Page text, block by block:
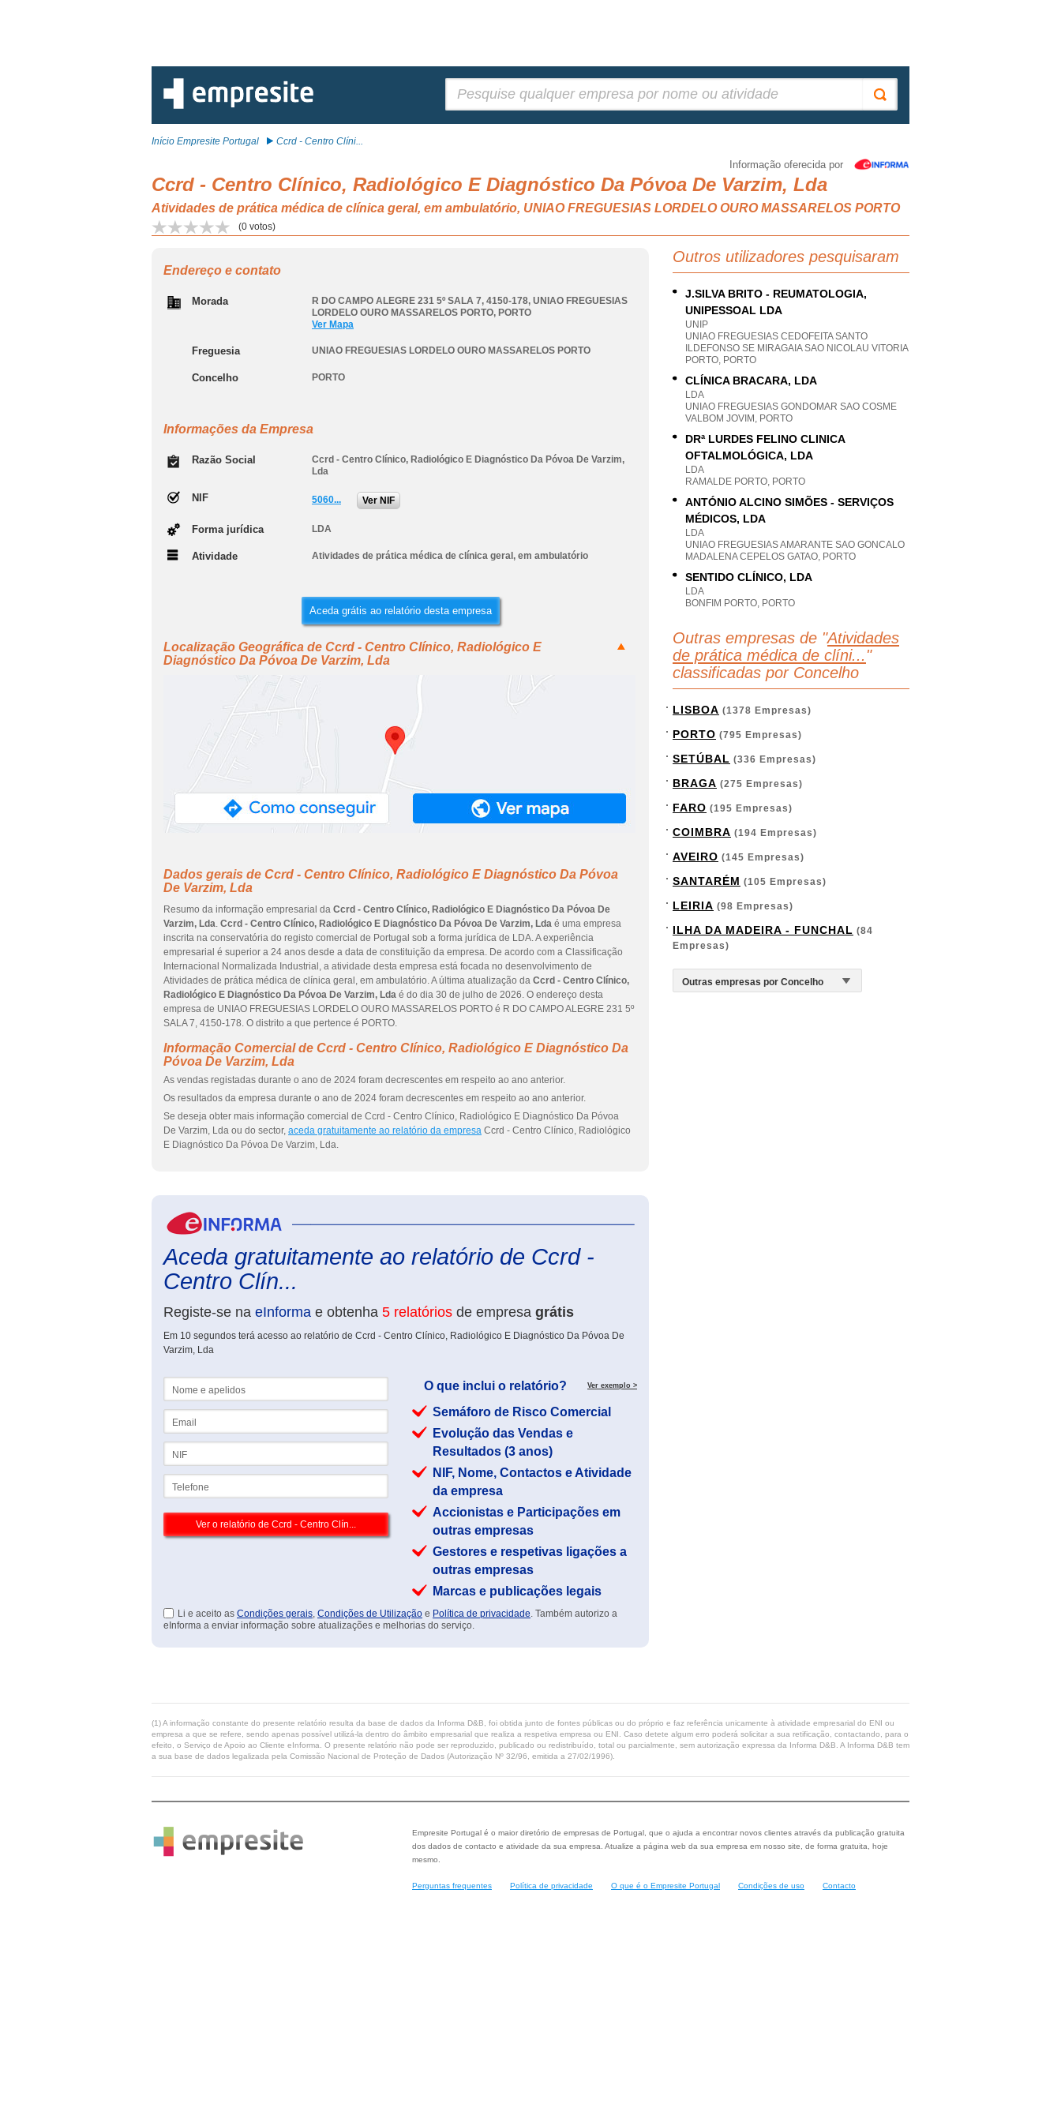
Início Empresite Portugal Ccrd - Centro Clíni...
Informação oferecida por
Ccrd - Centro Clínico, Radiológico E Diagnóstico Da Póvoa De Varzim, Lda
Atividades de prática médica de clínica geral, em ambulatório, UNIAO FREGUESIAS LORDELO OURO MASSARELOS PORTO
(0 votos)
Endereço e contato
Morada R DO CAMPO ALEGRE 231 5º SALA 7, 4150-178, UNIAO FREGUESIAS
LORDELO OURO MASSARELOS PORTO, PORTO
Ver Mapa
Freguesia UNIAO FREGUESIAS LORDELO OURO MASSARELOS PORTO
Concelho PORTO
Informações da Empresa
Razão Social
Ccrd - Centro Clínico, Radiológico E Diagnóstico Da Póvoa De Varzim,
Lda
NIF 5060... Ver NIF
Forma jurídica LDA
Atividade Atividades de prática médica de clínica geral, em ambulatório
Aceda grátis ao relatório desta empresa
Localização Geográfica de Ccrd - Centro Clínico, Radiológico E
Diagnóstico Da Póvoa De Varzim, Lda
Dados gerais de Ccrd - Centro Clínico, Radiológico E Diagnóstico Da Póvoa
De Varzim, Lda
Resumo da informação empresarial da Ccrd - Centro Clínico, Radiológico E Diagnóstico Da Póvoa De
Varzim, Lda. Ccrd - Centro Clínico, Radiológico E Diagnóstico Da Póvoa De Varzim, Lda é uma empresa
inscrita na conservatória do registo comercial de Portugal sob a forma jurídica de LDA. A experiência
empresarial é superior a 24 anos desde a data de constituição da empresa. De acordo com a Classificação
Internacional Normalizada Industrial, a atividade desta empresa está focada no desenvolvimento de
Atividades de prática médica de clínica geral, em ambulatório. A última atualização da Ccrd - Centro Clínico,
Radiológico E Diagnóstico Da Póvoa De Varzim, Lda é do dia 30 de julho de 2026. O endereço desta
empresa de UNIAO FREGUESIAS LORDELO OURO MASSARELOS PORTO é R DO CAMPO ALEGRE 231 5º
SALA 7, 4150-178. O distrito a que pertence é PORTO.
Informação Comercial de Ccrd - Centro Clínico, Radiológico E Diagnóstico Da
Póvoa De Varzim, Lda
As vendas registadas durante o ano de 2024 foram decrescentes em respeito ao ano anterior.
Os resultados da empresa durante o ano de 2024 foram decrescentes em respeito ao ano anterior.
Se deseja obter mais informação comercial de Ccrd - Centro Clínico, Radiológico E Diagnóstico Da Póvoa
De Varzim, Lda ou do sector, aceda gratuitamente ao relatório da empresa Ccrd - Centro Clínico, Radiológico
E Diagnóstico Da Póvoa De Varzim, Lda.
Aceda gratuitamente ao relatório de Ccrd -
Centro Clín...
Registe-se na eInforma e obtenha 5 relatórios de empresa grátis
Em 10 segundos terá acesso ao relatório de Ccrd - Centro Clínico, Radiológico E Diagnóstico Da Póvoa De
Varzim, Lda
O que inclui o relatório? Ver exemplo >
Semáforo de Risco Comercial
Evolução das Vendas e
Resultados (3 anos)
NIF, Nome, Contactos e Atividade
da empresa
Accionistas e Participações em
outras empresas
Gestores e respetivas ligações a
outras empresas
Marcas e publicações legais
Li e aceito as Condições gerais, Condições de Utilização e Política de privacidade. Também autorizo a
eInforma a enviar informação sobre atualizações e melhorias do serviço.
Outros utilizadores pesquisaram
J.SILVA BRITO - REUMATOLOGIA,
UNIPESSOAL LDA
UNIP
UNIAO FREGUESIAS CEDOFEITA SANTO
ILDEFONSO SE MIRAGAIA SAO NICOLAU VITORIA
PORTO, PORTO
CLÍNICA BRACARA, LDA
LDA
UNIAO FREGUESIAS GONDOMAR SAO COSME
VALBOM JOVIM, PORTO
DRª LURDES FELINO CLINICA
OFTALMOLÓGICA, LDA
LDA
RAMALDE PORTO, PORTO
ANTÓNIO ALCINO SIMÕES - SERVIÇOS
MÉDICOS, LDA
LDA
UNIAO FREGUESIAS AMARANTE SAO GONCALO
MADALENA CEPELOS GATAO, PORTO
SENTIDO CLÍNICO, LDA
LDA
BONFIM PORTO, PORTO
Outras empresas de "Atividades
de prática médica de clíni... "
classificadas por Concelho
LISBOA (1378 Empresas)
PORTO (795 Empresas)
SETÚBAL (336 Empresas)
BRAGA (275 Empresas)
FARO (195 Empresas)
COIMBRA (194 Empresas)
AVEIRO (145 Empresas)
SANTARÉM (105 Empresas)
LEIRIA (98 Empresas)
ILHA DA MADEIRA - FUNCHAL (84
Empresas)
(1) A informação constante do presente relatório resulta da base de dados da Informa D&B, foi obtida junto de fontes públicas ou do próprio e faz referência unicamente à atividade empresarial do ENI ou
empresa a que se refere, sendo apenas possível utilizá-la dentro do âmbito empresarial que realiza a respetiva empresa ou ENI. Caso detete algum erro poderá solicitar a sua retificação, contactando, para o
efeito, o Serviço de Apoio ao Cliente eInforma. O presente relatório não pode ser reproduzido, publicado ou redistribuído, total ou parcialmente, sem autorização expressa da Informa D&B. A Informa D&B tem
a sua base de dados legalizada pela Comissão Nacional de Proteção de Dados (Autorização Nº 32/96, emitida a 27/02/1996).
Empresite Portugal é o maior diretório de empresas de Portugal, que o ajuda a encontrar novos clientes através da publicação gratuita
dos dados de contacto e atividade da sua empresa. Atualize a página web da sua empresa em nosso site, de forma gratuita, hoje
mesmo.
Perguntas frequentes Política de privacidade O que é o Empresite Portugal Condições de uso Contacto